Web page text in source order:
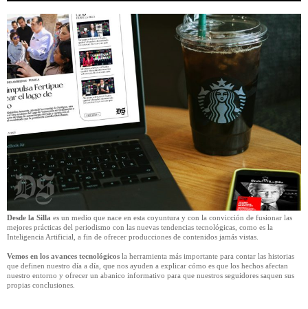
Desde la Silla es un medio que nace en esta coyuntura y con la convicción de fusionar las
mejores prácticas del periodismo con las nuevas tendencias tecnológicas, como es la
Inteligencia Artificial, a fin de ofrecer producciones de contenidos jamás vistas.
Vemos en los avances tecnológicos la herramienta más importante para contar las historias
que definen nuestro día a día, que nos ayuden a explicar cómo es que los hechos afectan
nuestro entorno y ofrecer un abanico informativo para que nuestros seguidores saquen sus
propias conclusiones.